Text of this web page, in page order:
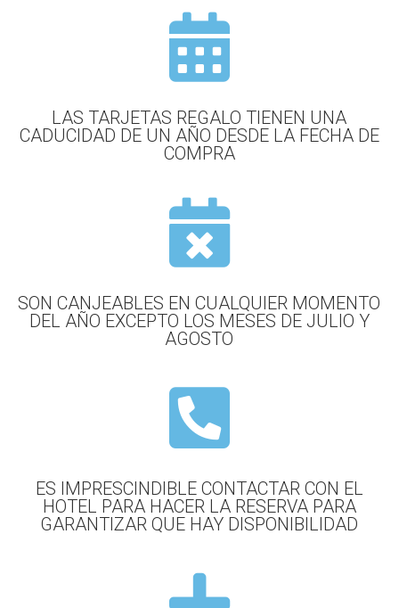

LAS TARJETAS REGALO TIENEN UNA
CADUCIDAD DE UN AÑO DESDE LA FECHA DE
COMPRA

SON CANJEABLES EN CUALQUIER MOMENTO
DEL AÑO EXCEPTO LOS MESES DE JULIO Y
AGOSTO

ES IMPRESCINDIBLE CONTACTAR CON EL
HOTEL PARA HACER LA RESERVA PARA
GARANTIZAR QUE HAY DISPONIBILIDAD